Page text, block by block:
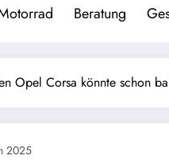
Beratung
Opel Corsa könnte schon
2025